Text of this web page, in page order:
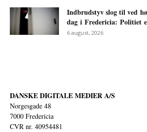
Indbrudstyv slog til ved
dag i Fredericia: Politiet
6 august, 2026
DANSKE DIGITALE MEDIER A/S
Norgesgade 48
7000 Fredericia
CVR nr. 40954481